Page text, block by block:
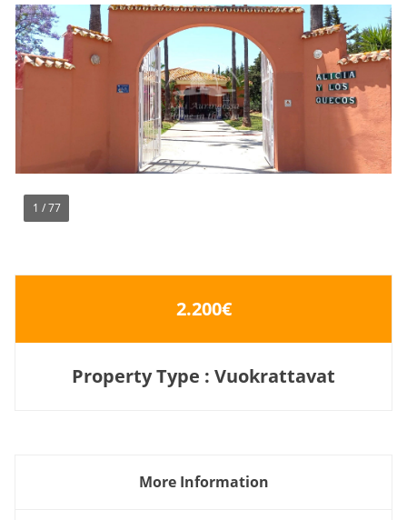
1 /77
2.200€
Property Type : Vuokrattavat
More Information